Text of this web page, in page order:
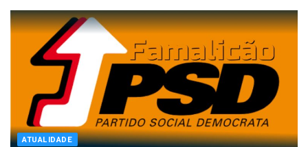
ATUALIDADE